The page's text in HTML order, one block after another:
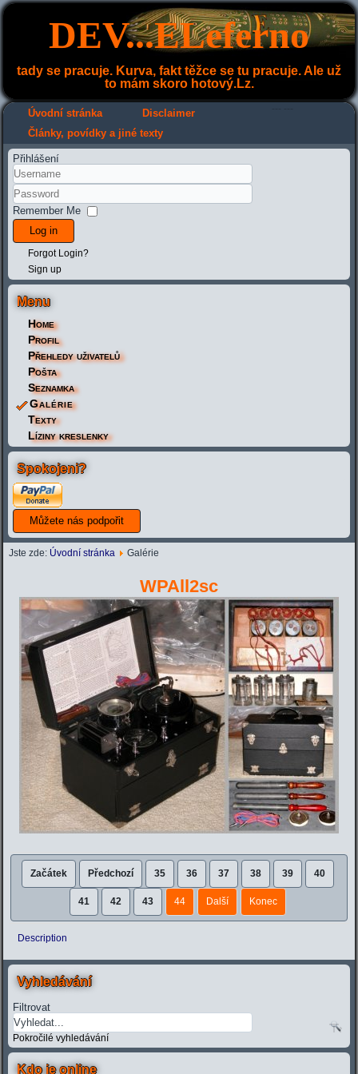
DEV...ELeferno
tady se pracuje. Kurva, fakt těžce se tu pracuje. Ale už
to mám skoro hotový.Lz.
Úvodní stránka Disclaimer
Články, povídky a jiné texty
Přihlášení
Remember Me
Log in
Forgot Login?
Sign up
Menu
Home
Profil
Přehledy uživatelů
Pošta
Seznamka
Galérie
Texty
Líziny kreslenky
Spokojeni?
Jste zde: Úvodní stránka Galérie
WPAll2sc
Začátek Předchozí 35 36 37 38 39 40
41 42 43 44 Další Konec
Description
Vyhledávání
Filtrovat
Pokročilé vyhledávání
Kdo je online